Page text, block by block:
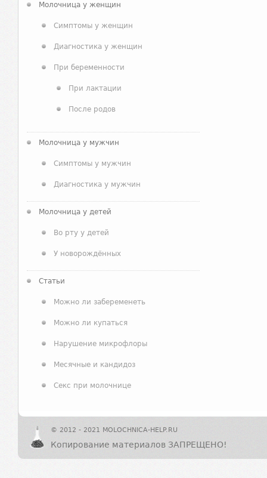
Молочница у женщин
Симптомы у женщин
Диагностика у женщин
При беременности
При лактации
После родов
Молочница у мужчин
Симптомы у мужчин
Диагностика у мужчин
Молочница у детей
Во рту у детей
У новорождённых
Статьи
Можно ли забеременеть
Можно ли купаться
Нарушение микрофлоры
Месячные и кандидоз
Секс при молочнице
© 2012 - 2021 MOLOCHNICA-HELP.RU
Копирование материалов ЗАПРЕЩЕНО!